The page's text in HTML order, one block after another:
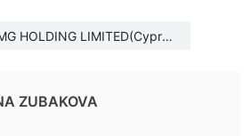
HOLDING LIMITED(Cypru
ZUBAKOVA